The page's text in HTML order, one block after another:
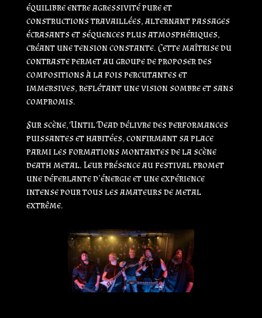
équilibre entre agressivité pure et
constructions travaillées, alternant passages
écrasants et séquences plus atmosphériques,
créant une tension constante. Cette maîtrise du
contraste permet au groupe de proposer des
compositions à la fois percutantes et
immersives, reflétant une vision sombre et sans
compromis.
Sur scène, Until Dead délivre des performances
puissantes et habitées, confirmant sa place
parmi les formations montantes de la scène
death metal. Leur présence au festival promet
une déferlante d’énergie et une expérience
intense pour tous les amateurs de metal
extrême.